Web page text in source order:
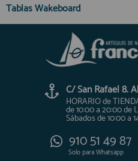
Tablas Wakeboard
C/ San Rafael 8.
HORARIO de
de 10:00 a 20:00 de
Sábados de 10:00 a
910 51 49 87
Solo paraWhatsapp